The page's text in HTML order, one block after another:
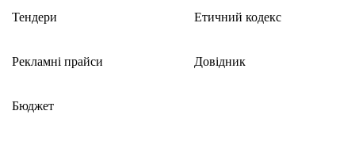
Тендери
Рекламні прайси
Бюджет
Етичний кодекс
Довідник